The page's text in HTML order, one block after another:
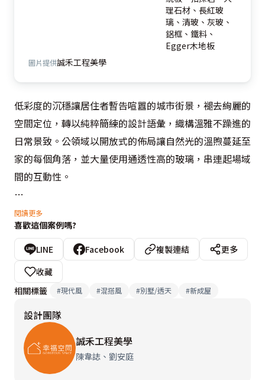
理石材、長紅玻
璃、清玻、灰玻、
鋁框、鐵料、
Egger木地板
圖片提供誠禾工程美學
低彩度的沉穩讓居住者暫告喧囂的城市街景，褪去絢麗的
空間定位，轉以純粹簡練的設計語彙，織構溫雅不躁進的
日常景致。公領域以開放式的佈局讓自然光的溫煦蔓延至
家的每個角落，並大量使用通透性高的玻璃，串連起場域
間的互動性。
玄關處，兩側的墨色石紋中結合炭黑木紋，下層潤白大理
石與其鑲嵌，在同中求異、異中求同之間彰顯細緻的層次
變化，純淨的色域、自然的肌理揭開安定的返家序幕。灰
階的紋理結合木紋推出主景，更在深與淺、開放與封閉、
筆直與曲度之間，交疊畫面的層次性。暖黃光源於下緣吐
情。沙發背牆則採黑白元素塑造整牆的收納櫃，並於中段
處內退一方平台截斷量體的壓迫性，也作為藏品的展示空
間。
閱讀更多
喜歡這個案例嗎?
LINE Facebook 複製連結
更多
收藏
相關標籤
#現代風 #混搭風 #別墅/透天 #新成屋
設計團隊
誠禾工程美學
陳韋誌、劉安庭